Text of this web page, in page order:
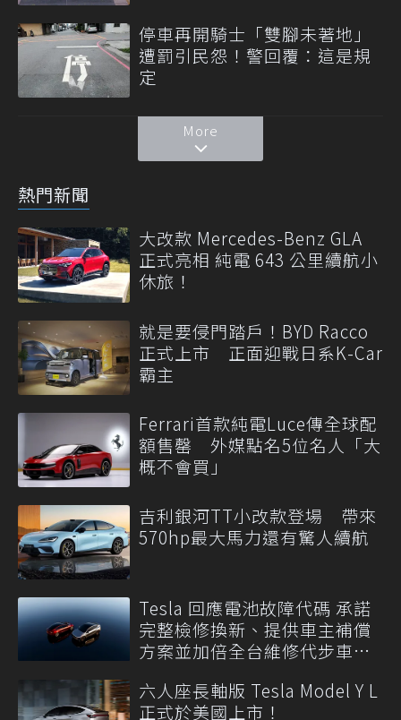
停車再開騎士「雙腳未著地」
遭罰引民怨！警回覆：這是規
定
More
熱門新聞
大改款 Mercedes-Benz GLA
正式亮相 純電 643 公里續航小
休旅！
就是要侵門踏戶！BYD Racco
正式上市 正面迎戰日系K-Car
霸主
Ferrari首款純電Luce傳全球配
額售罄 外媒點名5位名人「大
概不會買」
吉利銀河TT小改款登場 帶來
570hp最大馬力還有驚人續航
Tesla 回應電池故障代碼 承諾
完整檢修換新、提供車主補償
方案並加倍全台維修代步車數
六人座長軸版 Tesla Model Y L
正式於美國上市！